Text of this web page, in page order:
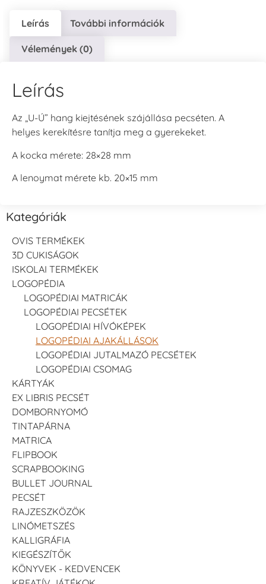
Leírás További információk
Vélemények (0)
Leírás
Az „U-Ú” hang kiejtésének szájállása pecséten. A
helyes kerekítésre tanítja meg a gyerekeket.
A kocka mérete: 28×28 mm
A lenoymat mérete kb. 20×15 mm
Kategóriák
OVIS TERMÉKEK
3D CUKISÁGOK
ISKOLAI TERMÉKEK
LOGOPÉDIA
LOGOPÉDIAI MATRICÁK
LOGOPÉDIAI PECSÉTEK
LOGOPÉDIAI HÍVÓKÉPEK
LOGOPÉDIAI AJAKÁLLÁSOK
LOGOPÉDIAI JUTALMAZÓ PECSÉTEK
LOGOPÉDIAI CSOMAG
KÁRTYÁK
EX LIBRIS PECSÉT
DOMBORNYOMÓ
TINTAPÁRNA
MATRICA
FLIPBOOK
SCRAPBOOKING
BULLET JOURNAL
PECSÉT
RAJZESZKÖZÖK
LINÓMETSZÉS
KALLIGRÁFIA
KIEGÉSZÍTŐK
KÖNYVEK - KEDVENCEK